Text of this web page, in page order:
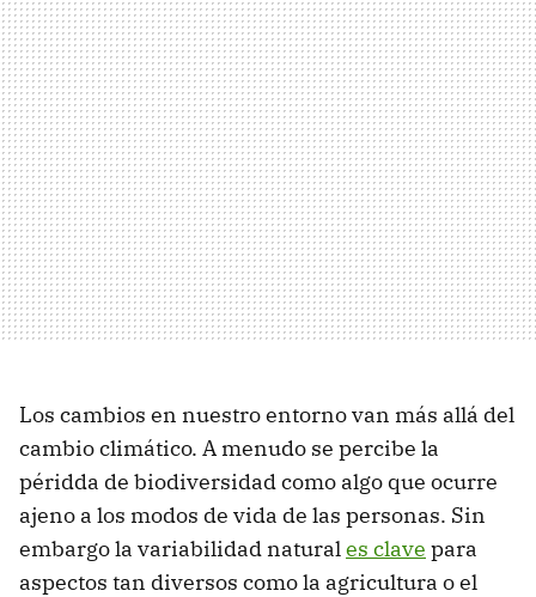
Los cambios en nuestro entorno van más allá del
cambio climático. A menudo se percibe la
péridda de biodiversidad como algo que ocurre
ajeno a los modos de vida de las personas. Sin
embargo la variabilidad naturales clave para
aspectos tan diversos como la agricultura o el